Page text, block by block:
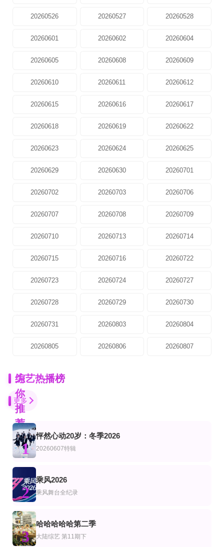
20260526 20260527 20260528
20260601 20260602 20260604
20260605 20260608 20260609
20260610 20260611 20260612
20260615 20260616 20260617
20260618 20260619 20260622
20260623 20260624 20260625
20260629 20260630 20260701
20260702 20260703 20260706
20260707 20260708 20260709
20260710 20260713 20260714
20260715 20260716 20260722
20260723 20260724 20260727
20260728 20260729 20260730
20260731 20260803 20260804
20260805 20260806 20260807
为
你
推
荐
更新至20260608
星期日档案2026
完结
伴我左右Stand BI Me
加更版第7期
快乐老家
更新第11集
范德普庄园第三季
更新至20260807期
国医少年志第3季
陈妍希,夏之光,高卿尘,李雅娟
更新至第6期
动物园秘辛：坦帕湾第一季
Jason Reiter,Katherine Allen,Tiffany Burns
更新至20260809期加更
脱口秀和Ta的朋友们第三季
暂无
20260803第21期：全员颤音挑战
歌手2026 直拍REACTION
齐豫 庾澄庆 魏如萱 胡彦斌 张碧晨 斯纳吉 尤长靖 周兴哲 窦靖童
颁奖仪式暨联欢晚会
2026年文化中心·水立方杯中文歌曲大赛
综艺热播榜
更多
1
怦然心动20岁：冬季2026
20260607特辑
2
乘风2026
乘风舞台全纪录
3
哈哈哈哈哈第二季
大陆综艺 第11期下